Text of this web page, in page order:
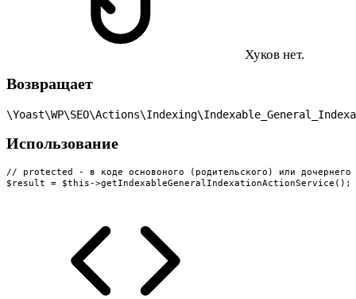
Хуков нет.
Возвращает
Использование
// protected - в коде основоного (родительского) или дочернего
$result = $this->getIndexableGeneralIndexationActionService();